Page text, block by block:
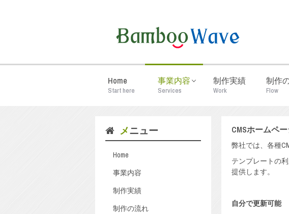
Home
Start here
事業内容
Services
制作実績
Work
制作
Flow
CMSホームペ
弊社では、各種
テンプレートの
提供します。
自分で更新可能
メニュー
Home
事業内容
制作実績
制作の流れ